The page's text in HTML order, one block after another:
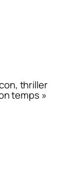
thriller
temps »